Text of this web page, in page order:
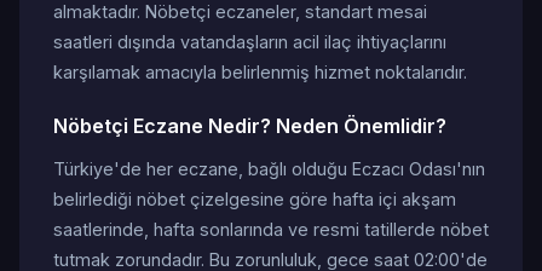
almaktadır. Nöbetçi eczaneler, standart mesai
saatleri dışında vatandaşların acil ilaç ihtiyaçlarını
karşılamak amacıyla belirlenmiş hizmet noktalarıdır.
Nöbetçi Eczane Nedir? Neden Önemlidir?
Türkiye'de her eczane, bağlı olduğu Eczacı Odası'nın
belirlediği nöbet çizelgesine göre hafta içi akşam
saatlerinde, hafta sonlarında ve resmi tatillerde nöbet
tutmak zorundadır. Bu zorunluluk, gece saat 02:00'de